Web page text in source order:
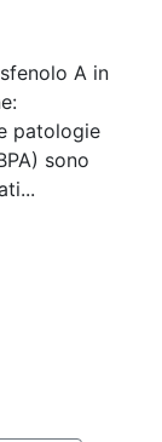
A in
patologie
sono